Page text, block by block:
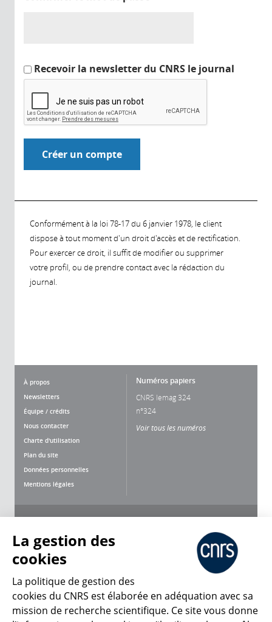
Recevoir la newsletter du CNRS le journal
Conformément à la loi 78-17 du 6 janvier 1978, le client
dispose à tout moment d'un droit d'accès et de rectification.
Pour exercer ce droit, il suffit de modifier ou supprimer
votre profil, ou de prendre contact avec la rédaction du
journal.
À propos
Newsletters
Équipe / crédits
Nous contacter
Charte d'utilisation
Plan du site
Données personnelles
Mentions légales
Numéros papiers
CNRS lemag 324
n°324
Voir tous les numéros
CNRS Le Mag
La gestion des
cookies
La politique de gestion des
cookies du CNRS est élaborée en adéquation avec sa
mission de recherche scientifique. Ce site vous donne